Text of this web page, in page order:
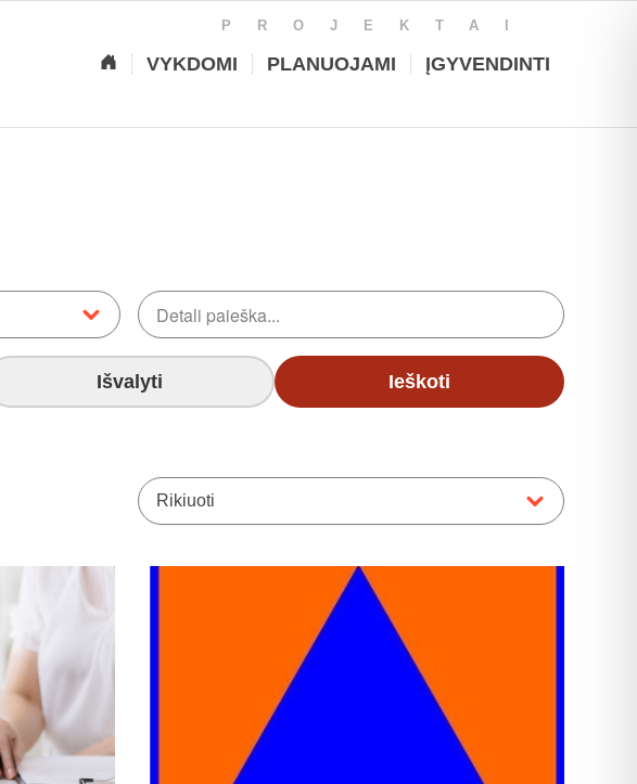
PROJEKTAI
VYKDOMI PLANUOJAMI ĮGYVENDINTI
Išvalyti Ieškoti
Rikiuoti